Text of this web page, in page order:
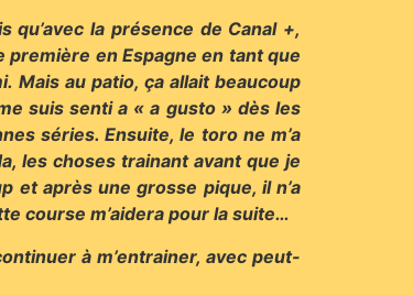
qu’avec la présence de Canal +,
première en Espagne en tant que
Mais au patio, ça allait beaucoup
suis senti a « a gusto » dès les
séries. Ensuite, le toro ne m’a
les choses trainant avant que je
et après une grosse pique, il n’a
course m’aidera pour la suite…
à m’entrainer, avec peut-